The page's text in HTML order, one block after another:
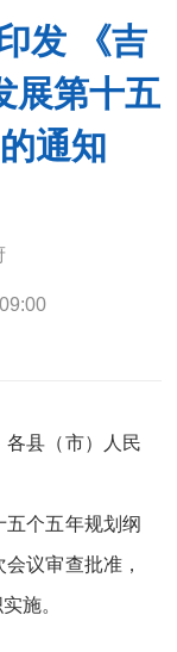
发 《吉
展第十五
通知
县（市）人民
个五年规划纲
议审查批准，
施。